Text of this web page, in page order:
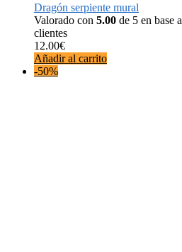
Dragón serpiente mural
Valorado con 5.00 de 5 en base a
clientes
12.00€
Añadir al carrito
-50%